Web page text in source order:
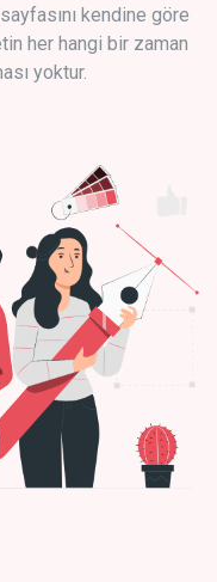
kendine göre
her hangi bir zaman
yoktur.